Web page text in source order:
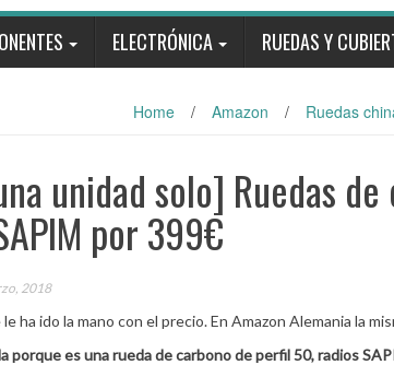
ELECTRÓNICA RUEDAS Y
Home / Amazon / Ruedas
unidad solo] Ruedas
por 399€
2018
ha ido la mano con el precio. En Amazon Alemania la
porque es una rueda de carbono de perfil 50, radios